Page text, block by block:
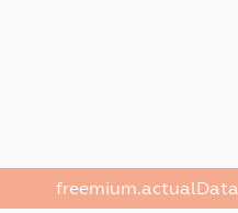
freemium.actualData